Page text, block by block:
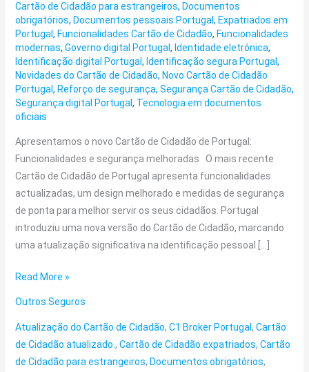
Cartão de Cidadão para estrangeiros, Documentos
obrigatórios, Documentos pessoais Portugal , Expatriados em
Portugal , Funcionalidades Cartão de Cidadão, Funcionalidades
modernas, Governo digital Portugal , Identidade eletrónica,
Identificação digital Portugal , Identificação segura Portugal ,
Novidades do Cartão de Cidadão, Novo Cartão de Cidadão
Portugal , Reforço de segurança, Segurança Cartão de Cidadão,
Segurança digital Portugal , Tecnologia em documentos
oficiais
Apresentamos o novo Cartão de Cidadão de Portugal:
Funcionalidades e segurança melhoradas O mais recente
Cartão de Cidadão de Portugal apresenta funcionalidades
actualizadas, um design melhorado e medidas de segurança
de ponta para melhor servir os seus cidadãos. Portugal
introduziu uma nova versão do Cartão de Cidadão, marcando
uma atualização significativa na identificação pessoal […]
Funcionalidades
e
segurança
reforçadas
Read More »
Outros Seguros
Atualização do Cartão de Cidadão, C1 Broker Portugal, Cartão
de Cidadão atualizado. , Cartão de Cidadão expatriados, Cartão
de Cidadão para estrangeiros, Documentos obrigatórios,